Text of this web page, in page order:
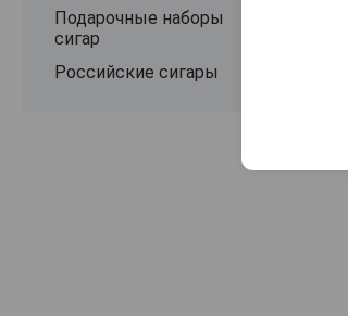
Подарочные наборы
сигар
Российские сигары